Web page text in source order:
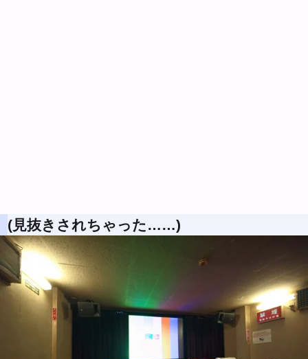
(見抜きされちゃった……)